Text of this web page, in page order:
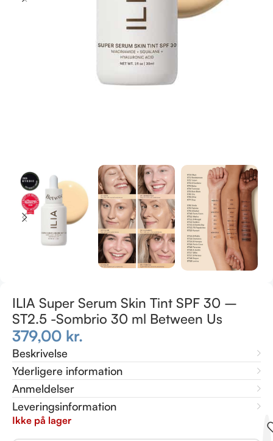
ILIA Super Serum Skin Tint SPF 30 –
ST2.5 -Sombrio 30 ml Between Us
379,00 kr.
Beskrivelse
Yderligere information
Anmeldelser
Leveringsinformation
Ikke på lager